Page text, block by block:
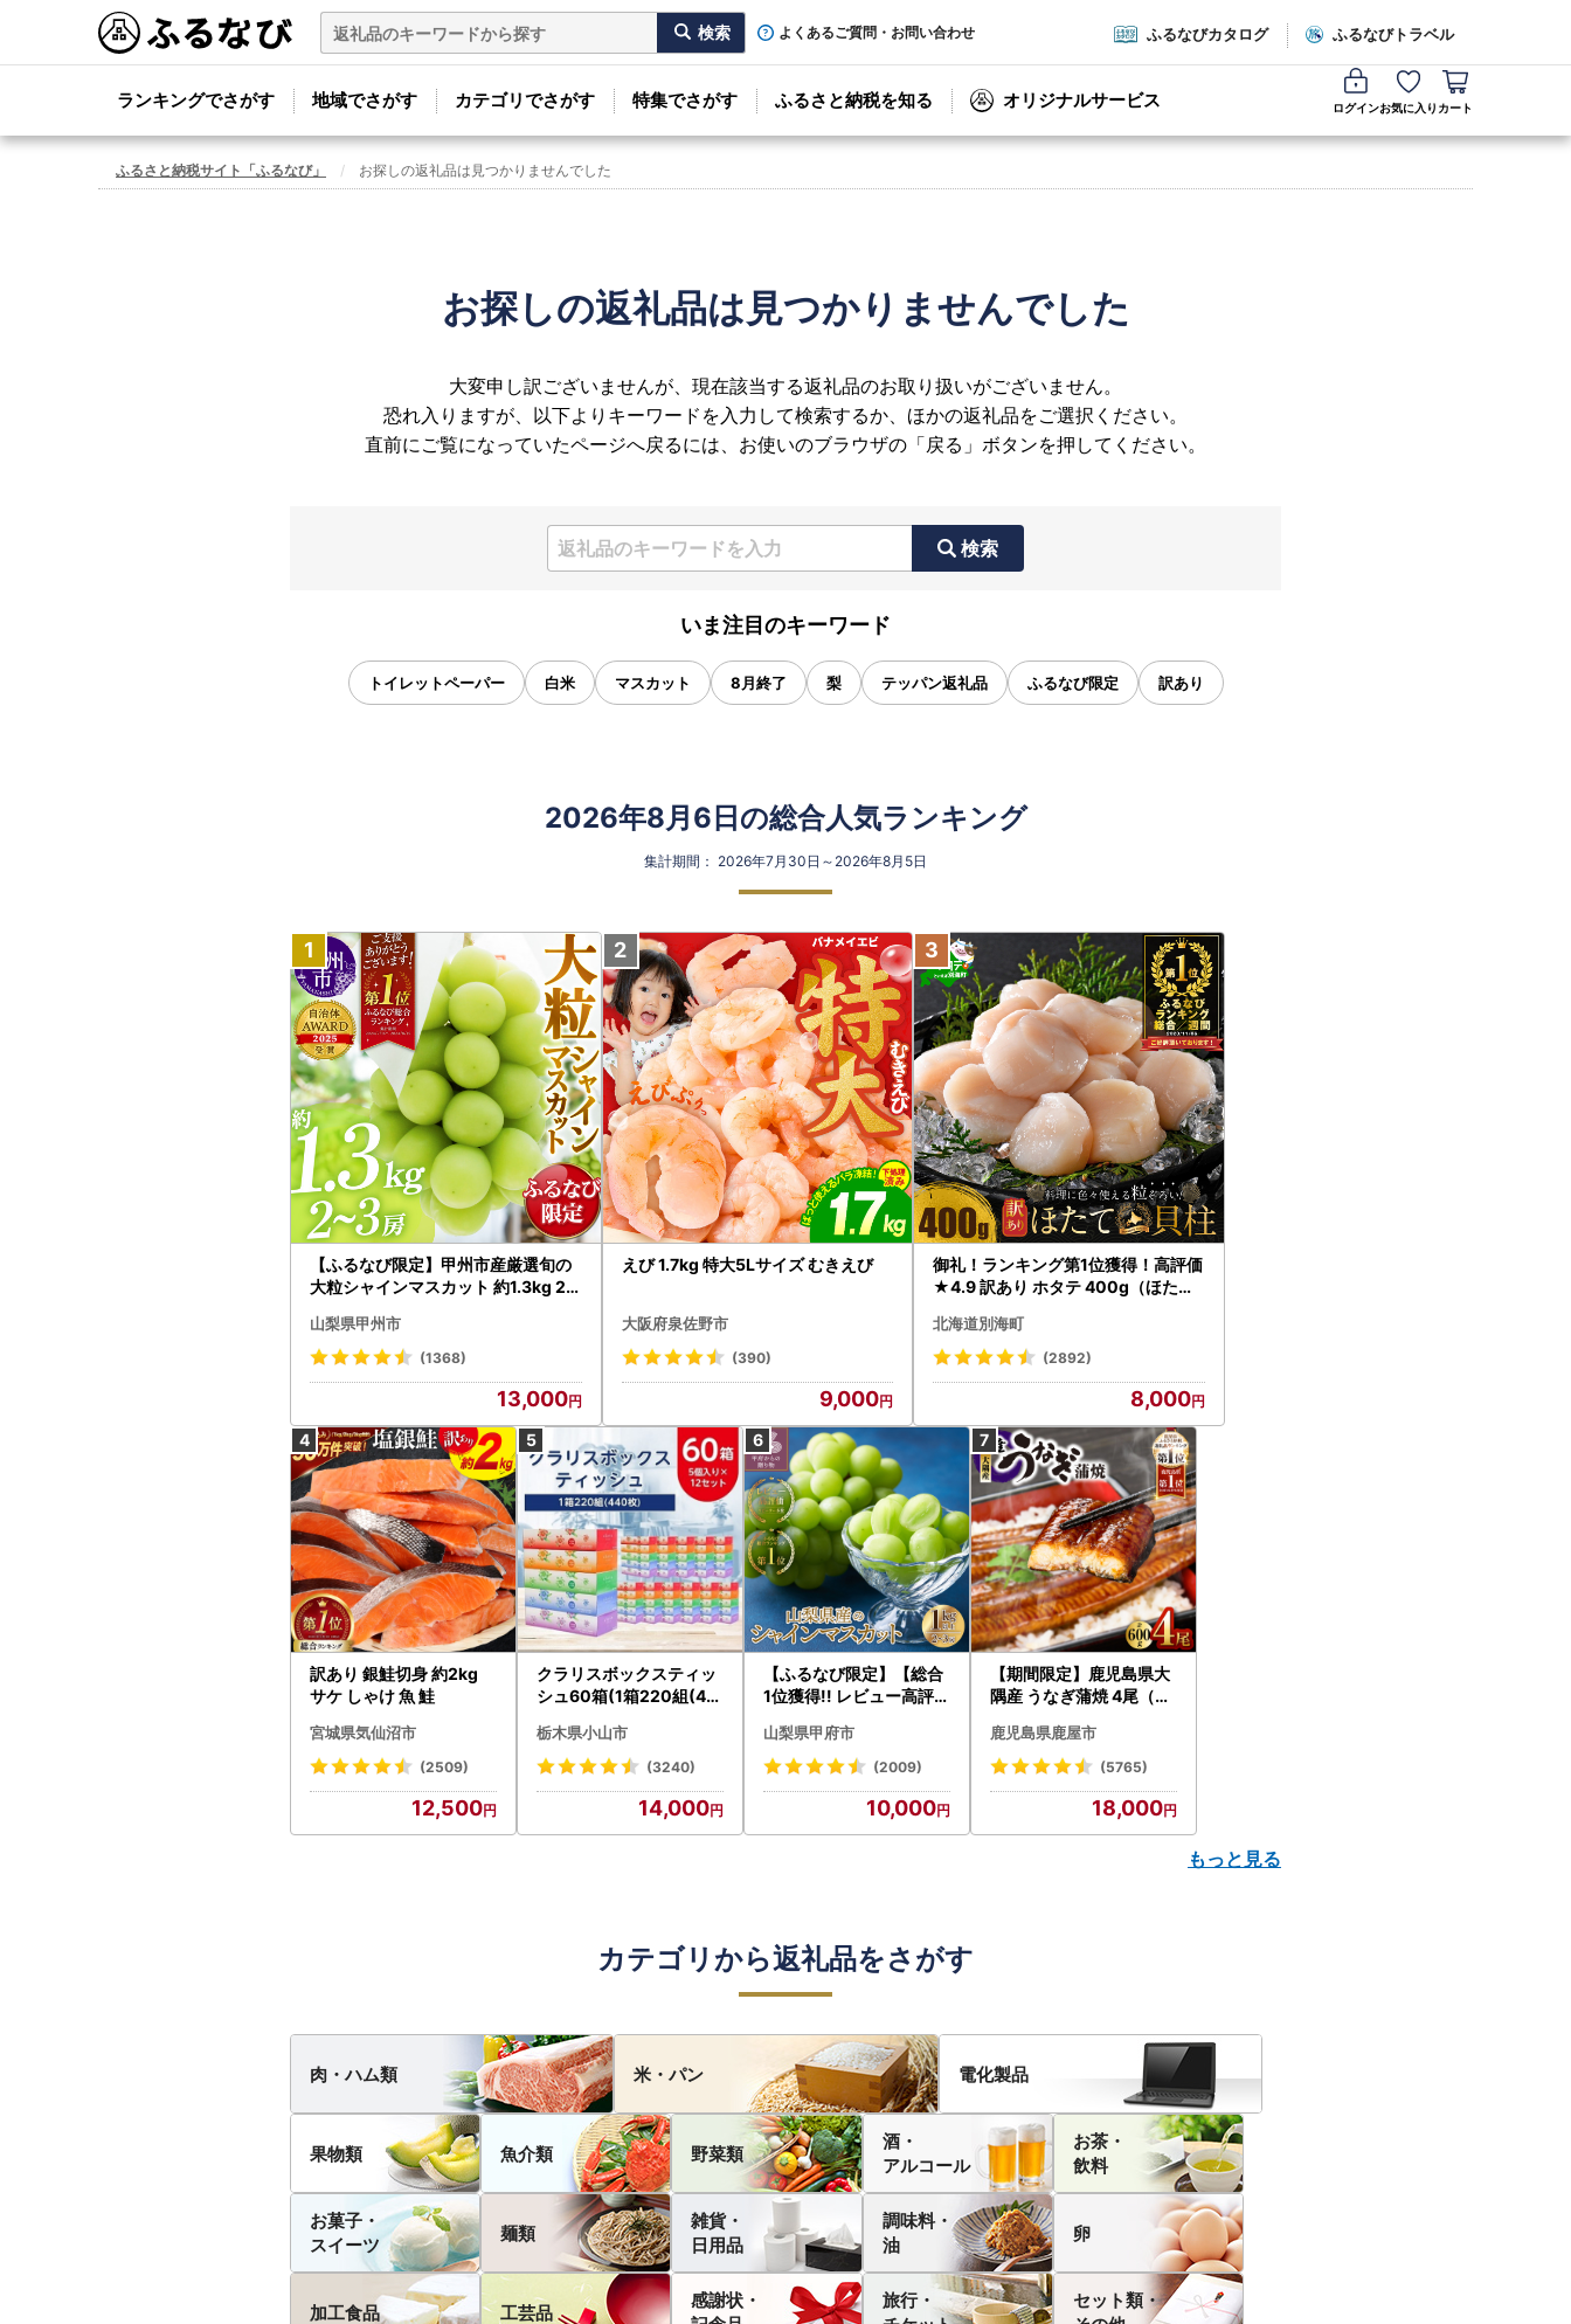
よくあるご質問・お問い合わせ ふるなびカタログ ふるなびトラベル
ランキングでさがす 地域でさがす カテゴリでさがす 特集でさがす ふるさと納税を知る オリジナルサービス ログインお気に入り カート
ふるさと納税サイト「ふるなび」 お探しの返礼品は見つかりませんでした
お探しの返礼品は見つかりませんでした
大変申し訳ございませんが、現在該当する返礼品のお取り扱いがございません。
恐れ入りますが、以下よりキーワードを入力して検索するか、ほかの返礼品をご選択ください。
直前にご覧になっていたページへ戻るには、お使いのブラウザの「戻る」ボタンを押してください。
検索
いま注目のキーワード
トイレットペーパー 白米 マスカット 8月終了 梨 テッパン返礼品 ふるなび限定 訳あり
2026年8月6日の総合人気ランキング
集計期間： 2026年7月30日～2026年8月5日
【ふるなび限定】甲州市産厳選旬の
大粒シャインマスカット 約1.3kg 2
472 FN-Limited-VO シャインマス
カット フルーツ
山梨県甲州市
(1368)
13,000
えび 1.7kg 特大5Lサイズ むきえび
大阪府泉佐野市
(390)
9,000
御礼！ランキング第1位獲得！高評価
★4.9 訳あり ホタテ 400g（ほたて
北海道別海町
(2892)
8,000
訳あり 銀鮭切身 約2kg
サケ しゃけ 魚 鮭
宮城県気仙沼市
(2509)
12,500
クラリスボックスティッ
シュ60箱(1箱220組(44
ト)【配送不可地域：離島
・沖縄県】【1256759】
栃木県小山市
(3240)
14,000
【ふるなび限定】【総合
1位獲得!! レビュー高評価
〉山梨県産 シャインマス
カット 2～3房（1.0kg以
N-Limited-SP
山梨県甲府市
(2009)
10,000
【期間限定】鹿児島県大
隅産 うなぎ蒲焼 4尾（60
cp18 うなぎ 鰻 魚 惣菜 総
菜
鹿児島県鹿屋市
(5765)
18,000
もっと見る
カテゴリから返礼品をさがす
肉・ハム類 米・パン 電化製品
果物類 魚介類 野菜類
酒・
アルコール
お茶・
飲料
お菓子・
スイーツ
麺類
雑貨・
日用品
調味料・
油
卵
加工食品 工芸品
感謝状・
旅行・
セット類・